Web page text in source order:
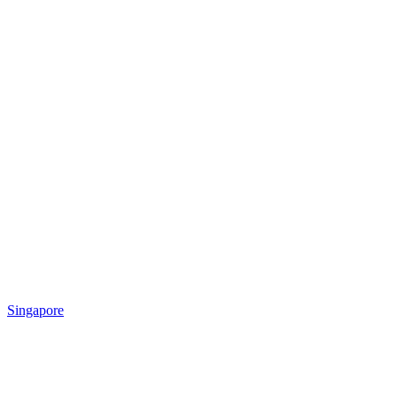
Singapore